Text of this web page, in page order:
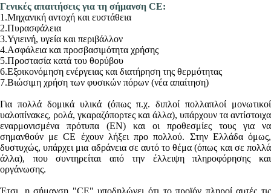
Γενικές απαιτήσεις για τη σήμανση CE:
1.Μηχανική αντοχή και ευστάθεια
2.Πυρασφάλεια
3.Υγιεινή, υγεία και περιβάλλον
4.Ασφάλεια και προσβασιμότητα χρήσης
5.Προστασία κατά του θορύβου
6.Εξοικονόμηση ενέργειας και διατήρηση της θερμότητας
7.Βιώσιμη χρήση των φυσικών πόρων (νέα απαίτηση)
Για πολλά δομικά υλικά (όπως π.χ. διπλοί πολλαπλοί μονωτικοί
υαλοπίνακες, ρολά, γκαραζόπορτες και άλλα), υπάρχουν τα αντίστοιχα
εναρμονισμένα πρότυπα (ΕΝ) και οι προθεσμίες τους για να
σημανθούν με CE έχουν λήξει προ πολλού. Στην Ελλάδα όμως,
δυστυχώς, υπάρχει μια αδράνεια σε αυτό το θέμα (όπως και σε πολλά
άλλα), που συντηρείται από την έλλειψη πληροφόρησης και
οργάνωσης.
Έτσι, η σήμανση "CE" υποδηλώνει ότι το προϊόν πληροί αυτές τις